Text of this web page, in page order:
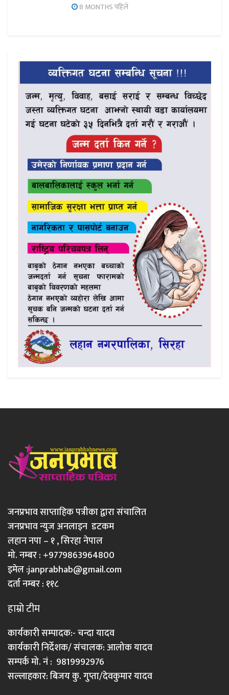
8 MONTHS पहिले
जनप्रभाव साप्ताहिक पत्रीका द्वारा संचालित
जनप्रभाव न्युज अनलाइन डटकम
लहान नपा – १ , सिरहा नेपाल
मो. नम्बर : +9779863964800
इमेल :janprabhab@gmail.com
दर्ता नम्बर : ११८
हाम्रो टीम
कार्यकारी सम्पादक:- चन्दा यादव
कार्यकारी निर्देशक/ संचालक: आलोक यादव
सम्पर्क मो. नं : 9819992976
सल्लाहकार: बिजय कु. गुप्ता/देवकुमार यादव